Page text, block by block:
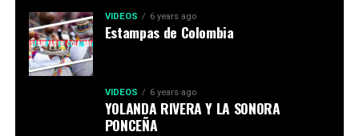
VIDEOS 6 years ago
Estampas de Colombia
VIDEOS 6 years ago
YOLANDA RIVERA Y LA SONORA
PONCEÑA